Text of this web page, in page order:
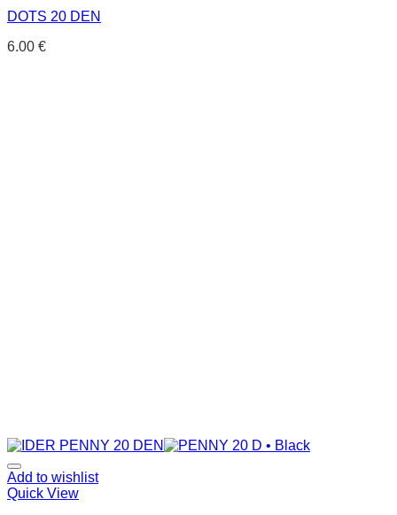
DOTS 20 DEN
6.00 €
Add to wishlist
Quick View